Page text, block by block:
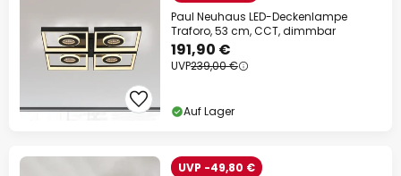
Paul Neuhaus LED-Deckenlampe
Traforo, 53 cm, CCT, dimmbar
191,90 €
UVP239,00 €
Auf Lager
UVP -49,80 €